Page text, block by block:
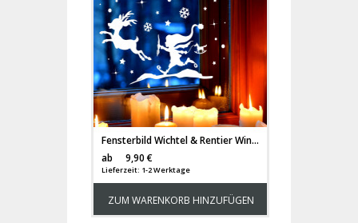
Fensterbild Wichtel & Rentier Winter Fensterdeko Fensterbilder Winterlandschaft + Sterne & Schneeflocken M2266
ab
9,90 €
Lieferzeit: 1-2 Werktage
ZUM WARENKORB HINZUFÜGEN